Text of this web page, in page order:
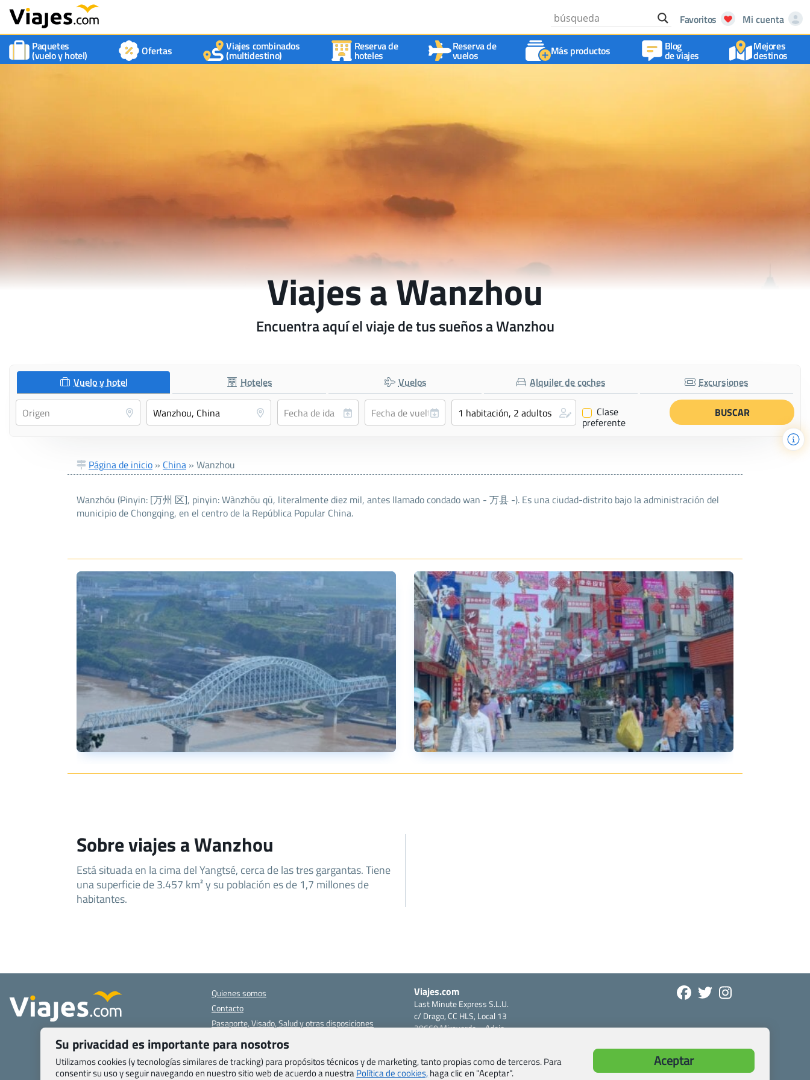
Favoritos
Mi cuenta
Paquetes
(vuelo y hotel) Ofertas Viajes combinados
(multidestino)
Reserva de
hoteles
Reserva de
vuelos Más productos Blog
de viajes
Mejores
destinos
Viajes a Wanzhou
Encuentra aquí el viaje de tus sueños a Wanzhou
Vuelo y hotel Hoteles Vuelos Alquiler de coches Excursiones
✔ Clase
preferente
Página de inicio » China » Wanzhou
Wanzhóu (Pinyin: [万州 区], pinyin: Wànzhōu qū, literalmente diez mil, antes llamado condado wan - 万县 -). Es una ciudad-distrito bajo la administración del
municipio de Chongqing, en el centro de la República Popular China.
Sobre viajes a Wanzhou
Está situada en la cima del Yangtsé, cerca de las tres gargantas. Tiene
una superficie de 3.457 km² y su población es de 1,7 millones de
habitantes.
Quienes somos
Contacto
Pasaporte, Visado, Salud y otras disposiciones
Blog de Viajes.com
Registro de agencias
Preguntas frecuentes
Viajes.com
Last Minute Express S.L.U.
c/ Drago, CC HLS, Local 13
38660 Miraverde – Adeje
Tfno: +34 922-97-17-27
Su privacidad es importante para nosotros
Utilizamos cookies (y tecnologías similares de tracking) para propósitos técnicos y de marketing, tanto propias como de terceros. Para
consentir su uso y seguir navegando en nuestro sitio web de acuerdo a nuestraPolítica de cookies,haga clic en "Aceptar".
Aceptar